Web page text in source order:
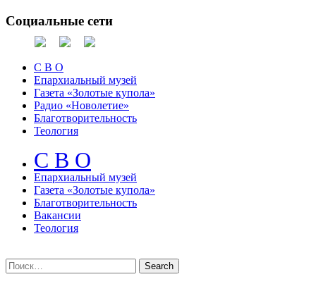
Социальные сети
С В О
Епархиальный музей
Газета «Золотые купола»
Радио «Новолетие»
Благотворительность
Теология
С В О
Епархиальный музeй
Газета «Золотые купола»
Благотворительность
Вакансии
Теология